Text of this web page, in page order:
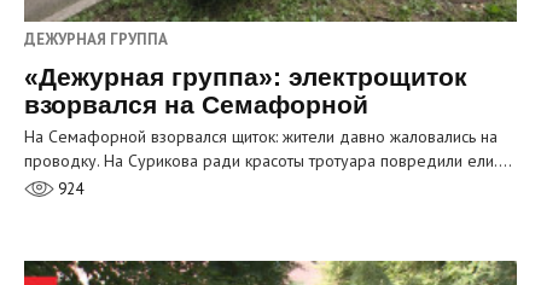
ДЕЖУРНАЯ ГРУППА
«Дежурная группа»: электрощиток
взорвался на Семафорной
На Семафорной взорвался щиток: жители давно жаловались на
проводку. На Сурикова ради красоты тротуара повредили ели.…
924